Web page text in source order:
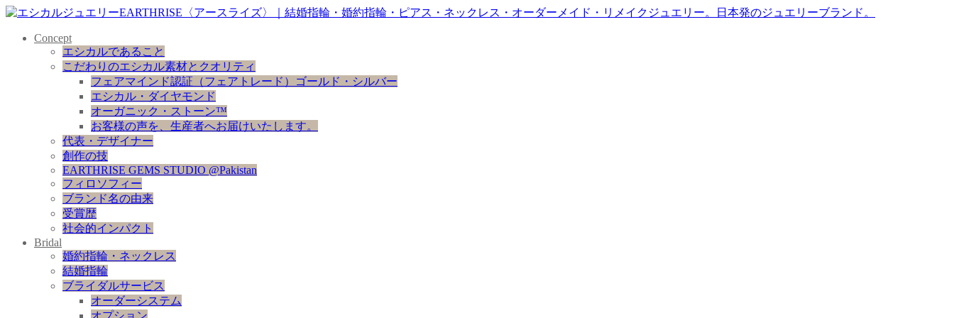
Concept
エシカルであること
こだわりのエシカル素材とクオリティ
フェアマインド認証（フェアトレード）ゴールド・シルバー
エシカル・ダイヤモンド
オーガニック・ストーン™
お客様の声を、生産者へお届けいたします。
代表・デザイナー
創作の技
EARTHRISE GEMS STUDIO @Pakistan
フィロソフィー
ブランド名の由来
受賞歴
社会的インパクト
Bridal
婚約指輪・ネックレス
結婚指輪
ブライダルサービス
オーダーシステム
オプション